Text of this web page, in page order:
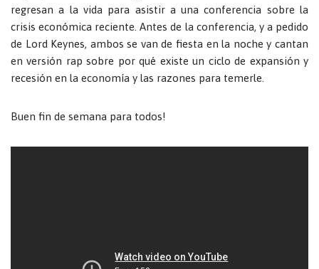
regresan a la vida para asistir a una conferencia sobre la
crisis económica reciente. Antes de la conferencia, y a pedido
de Lord Keynes, ambos se van de fiesta en la noche y cantan
en versión rap sobre por qué existe un ciclo de expansión y
recesión en la economía y las razones para temerle.
Buen fin de semana para todos!